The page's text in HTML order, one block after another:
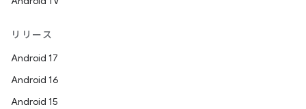
リリース
Android 17
Android 16
Android 15